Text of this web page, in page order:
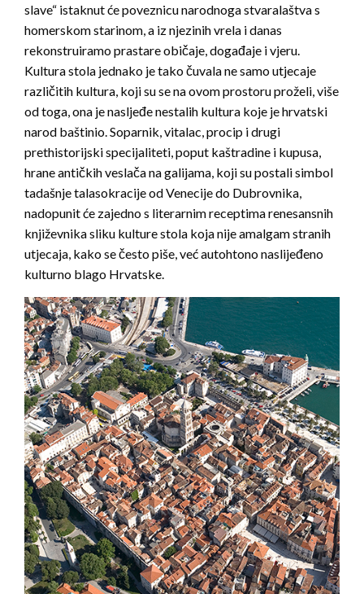
slave“ istaknut će poveznicu narodnoga stvaralaštva s
homerskom starinom, a iz njezinih vrela i danas
rekonstruiramo prastare običaje, događaje i vjeru.
Kultura stola jednako je tako čuvala ne samo utjecaje
različitih kultura, koji su se na ovom prostoru proželi, više
od toga, ona je nasljeđe nestalih kultura koje je hrvatski
narod baštinio. Soparnik, vitalac, procip i drugi
prethistorijski specijaliteti, poput kaštradine i kupusa,
hrane antičkih veslača na galijama, koji su postali simbol
tadašnje talasokracije od Venecije do Dubrovnika,
nadopunit će zajedno s literarnim receptima renesansnih
književnika sliku kulture stola koja nije amalgam stranih
utjecaja, kako se često piše, već autohtono naslijeđeno
kulturno blago Hrvatske.